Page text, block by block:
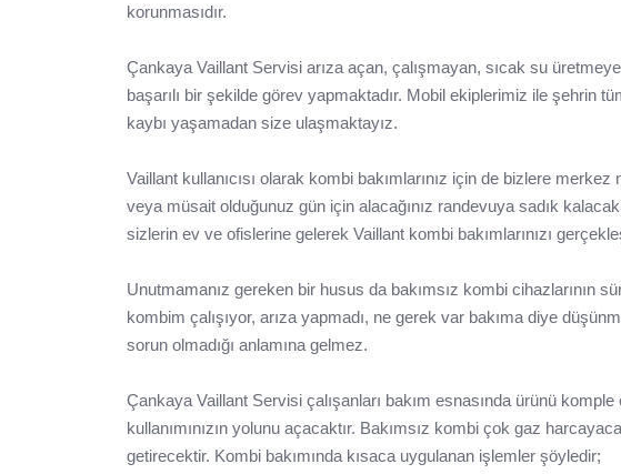
korunmasıdır.
Çankaya Vaillant Servisi arıza açan, çalışmayan, sıcak su
başarılı bir şekilde görev yapmaktadır. Mobil ekiplerimiz ile şehrin
kaybı yaşamadan size ulaşmaktayız.
Vaillant kullanıcısı olarak kombi bakımlarınız için de bizlere
veya müsait olduğunuz gün için alacağınız randevuya sadık
sizlerin ev ve ofislerine gelerek Vaillant kombi bakımlarınızı
Unutmamanız gereken bir husus da bakımsız kombi cihazlarının
kombim çalışıyor, arıza yapmadı, ne gerek var bakıma diye
sorun olmadığı anlamına gelmez.
Çankaya Vaillant Servisi çalışanları bakım esnasında ürünü
kullanımınızın yolunu açacaktır. Bakımsız kombi çok gaz
getirecektir. Kombi bakımında kısaca uygulanan işlemler şöyledir;